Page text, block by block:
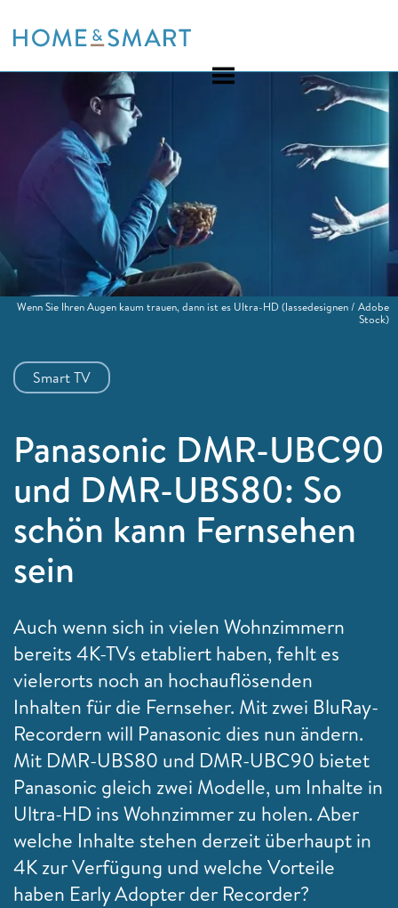
to
Smart TV
Panasonic DMR-UBC90
und DMR-UBS80: So
schön kann Fernsehen
sein
Auch wenn sich in vielen Wohnzimmern
bereits 4K-TVs etabliert haben, fehlt es
vielerorts noch an hochauflösenden
Inhalten für die Fernseher. Mit zwei BluRay-
Recordern will Panasonic dies nun ändern.
Mit DMR-UBS80 und DMR-UBC90 bietet
Panasonic gleich zwei Modelle, um Inhalte in
Ultra-HD ins Wohnzimmer zu holen. Aber
welche Inhalte stehen derzeit überhaupt in
4K zur Verfügung und welche Vorteile
haben Early Adopter der Recorder?
Wenn Sie Ihren Augen kaum trauen, dann ist es Ultra-HD(lassedesignen / Adobe
Stock)